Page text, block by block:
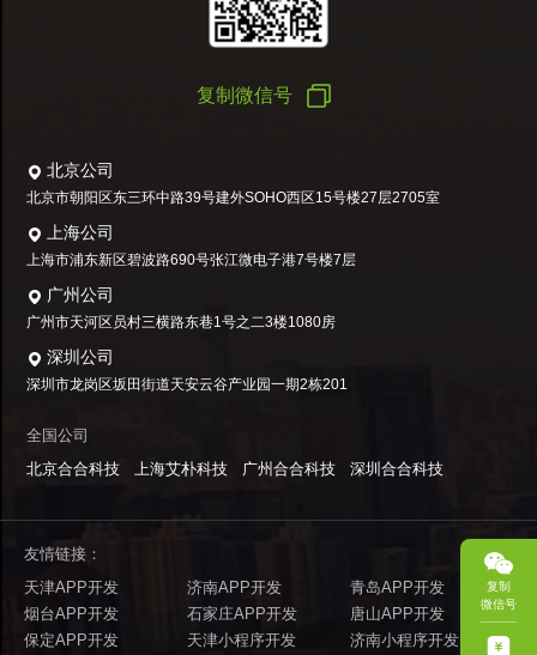
复制
微信号
复制微信号
北京公司
北京市朝阳区东三环中路39号建外SOHO西区15号楼27层2705室
上海公司
上海市浦东新区碧波路690号张江微电子港7号楼7层
广州公司
广州市天河区员村三横路东巷1号之二3楼1080房
深圳公司
深圳市龙岗区坂田街道天安云谷产业园一期2栋201
全国公司
北京合合科技
上海艾朴科技 广州合合科技 深圳合合科技
友情链接：
天津APP开发
济南APP开发
青岛APP开发
烟台APP开发
石家庄APP开发
唐山APP开发
保定APP开发
天津小程序开发 济南小程序开发